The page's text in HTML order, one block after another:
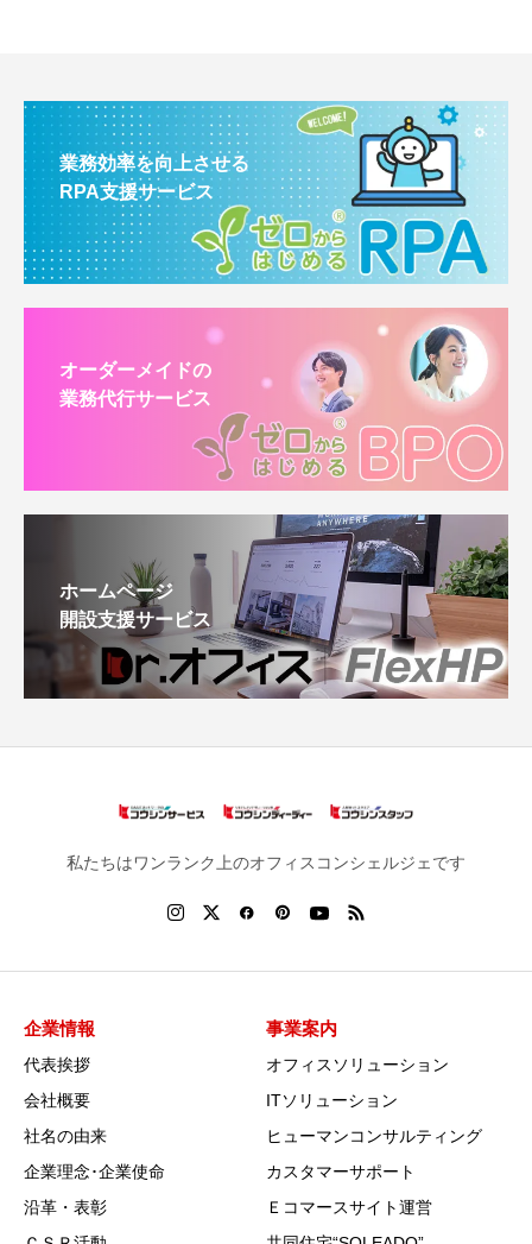
業務効率を向上させる
RPA支援サービス
オーダーメイドの
業務代行サービス
ホームページ
開設支援サービス
私たちはワンランク上のオフィスコンシェルジェです
企業情報
代表挨拶
会社概要
社名の由来
企業理念･企業使命
沿革・表彰
事業案内
オフィスソリューション
ITソリューション
ヒューマンコンサルティング
カスタマーサポート
Ｅコマースサイト運営